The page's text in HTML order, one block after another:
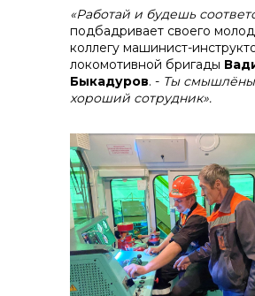
«Работай и будешь
подбадривает своего
коллегу машинист-
локомотивной бригады
Быкадуров. - Ты
хороший сотрудник».